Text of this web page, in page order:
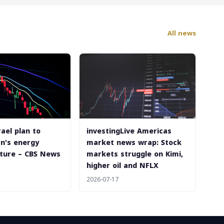
All news
plan to
energy
– CBS News
investingLive Americas
market news wrap: Stock
markets struggle on Kimi,
higher oil and NFLX
2026-07-17